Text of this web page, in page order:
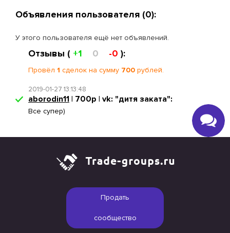
Объявления пользователя (0):
У этого пользователя ещё нет объявлений.
Отзывы ( +1 0 -0 ):
Провёл 1 сделок на сумму 700 рублей.
2019-01-27 13:13:48
aborodin11 | 700р | vk: "дитя заката":
Все супер)
Продать
сообщество